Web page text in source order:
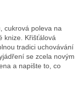
cukrová poleva na
knize. Křišťálová
tradici uchovávání
se zcela novým
a napište to, co